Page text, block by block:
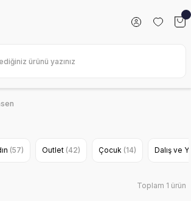
(57) Outlet (42) Çocuk (14) Dalış ve
Toplam 1 ürün